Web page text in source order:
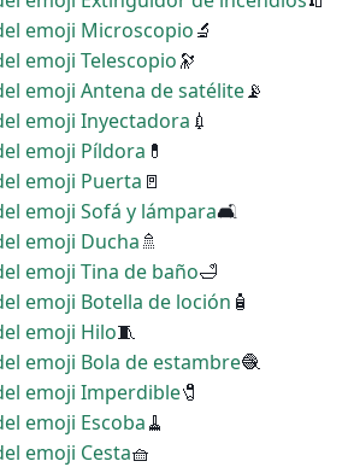
emoji Microscopio🔬
emoji Telescopio🔭
emoji Antena de satélite📡
emoji Inyectadora 💉
emoji Píldora 💊
emoji Puerta 🚪
emoji Sofá y lámpara🛋
emoji Ducha🚿
emoji Tina de baño🛁
emoji Botella de loción 🧴
emoji Hilo🧵
emoji Bola de estambre🧶
emoji Imperdible🧷
emoji Escoba🧹
emoji Cesta🧺